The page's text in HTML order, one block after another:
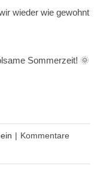
wieder wie gewohnt
Sommerzeit! 🌞
| Kommentare